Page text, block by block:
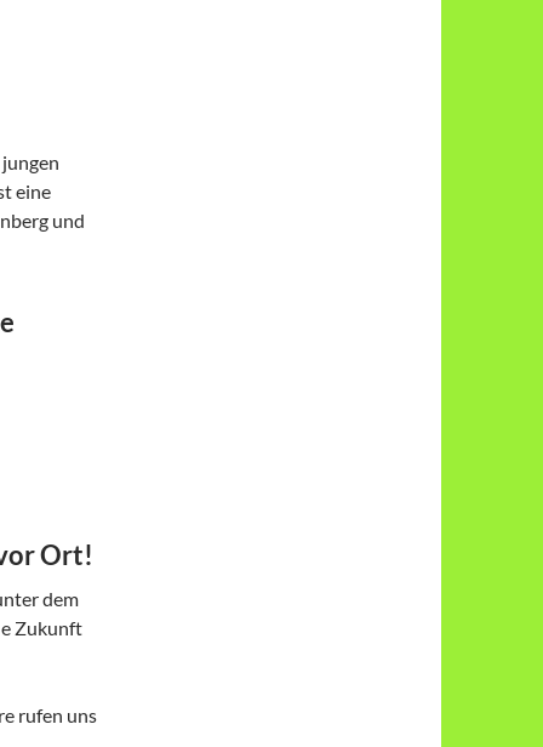
eine
und
Ort!
dem
Zukunft
rufen uns